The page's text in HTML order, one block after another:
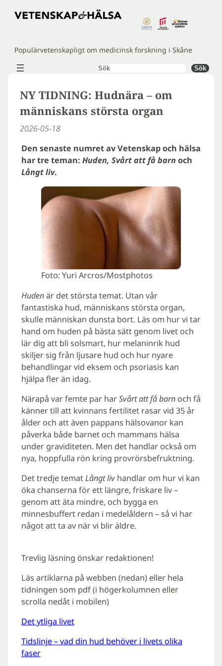
Hoppa
Populärvetenskapligt om medicinsk forskning i Skåne
Sök Sök
NY TIDNING: Hudnära – om
människans största organ
2026-05-18
Den senaste numret av Vetenskap och hälsa
har tre teman: Huden, Svårt att få barn och
Långt liv.
Foto: Yuri Arcros/Mostphotos
Hudenär det största temat. Utan vår
fantastiska hud, människans största organ,
skulle människan dunsta bort. Läs om hur vi tar
hand om huden på bästa sätt genom livet och
lär dig att bli solsmart, hur melaninrik hud
skiljer sig från ljusare hud och hur nyare
behandlingar vid eksem och psoriasis kan
hjälpa fler än idag.
Närapå var femte par harSvårt att få barnoch få
känner till att kvinnans fertilitet rasar vid 35 år
ålder och att även pappans hälsovanor kan
påverka både barnet och mammans hälsa
under graviditeten. Men det handlar också om
nya, hoppfulla rön kring provrörsbefruktning.
Det tredje tematLångt livhandlar om hur vi kan
öka chanserna för ett längre, friskare liv –
genom att äta mindre, och bygga en
minnesbuffert redan i medelåldern – så vi har
något att ta av när vi blir äldre.
Trevlig läsning önskar redaktionen!
Läs artiklarna på webben (nedan) eller hela
tidningen som pdf (i högerkolumnen eller
scrolla nedåt i mobilen)
Det ytliga livet
Tidslinje – vad din hud behöver i livets olika
faser